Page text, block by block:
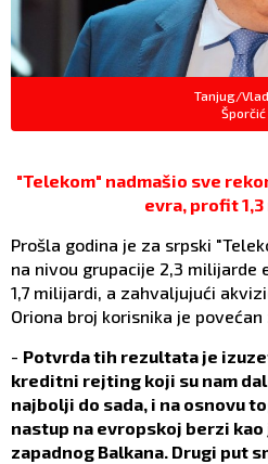
Tanjug/
Šporčić
"Telekom" nadmašio sve
evra, profit
Prošla godina je za srpski
na nivou grupacije 2,3 milijarde
1,7 milijardi, a zahvaljujući
Oriona broj korisnika je
- Potvrda tih rezultata je
kreditni rejting koji su nam
najbolji do sada, i na osnovu
nastup na evropskoj berzi
zapadnog Balkana. Drugi put